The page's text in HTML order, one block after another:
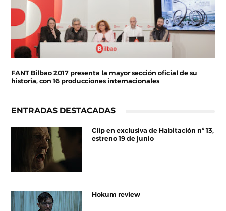
FANT Bilbao 2017 presenta la mayor sección oficial de su
historia, con 16 producciones internacionales
ENTRADAS DESTACADAS
Clip en exclusiva de Habitación nº 13,
estreno 19 de junio
Hokum review